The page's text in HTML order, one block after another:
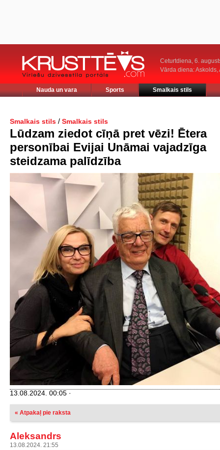
Ceturtdiena, 6.
Vārda diena: Askolds,
Nauda un vara Sports Smalkais stils
Smalkais stils / Smalkais stils
Lūdzam ziedot cīņā pret vēzi! Ētera
personībai Evijai Unāmai vajadzīga
steidzama palīdzība
13.08.2024. 00:05 ·
« Atpakaļ pie raksta
Aleksandrs
13.08.2024. 21:55